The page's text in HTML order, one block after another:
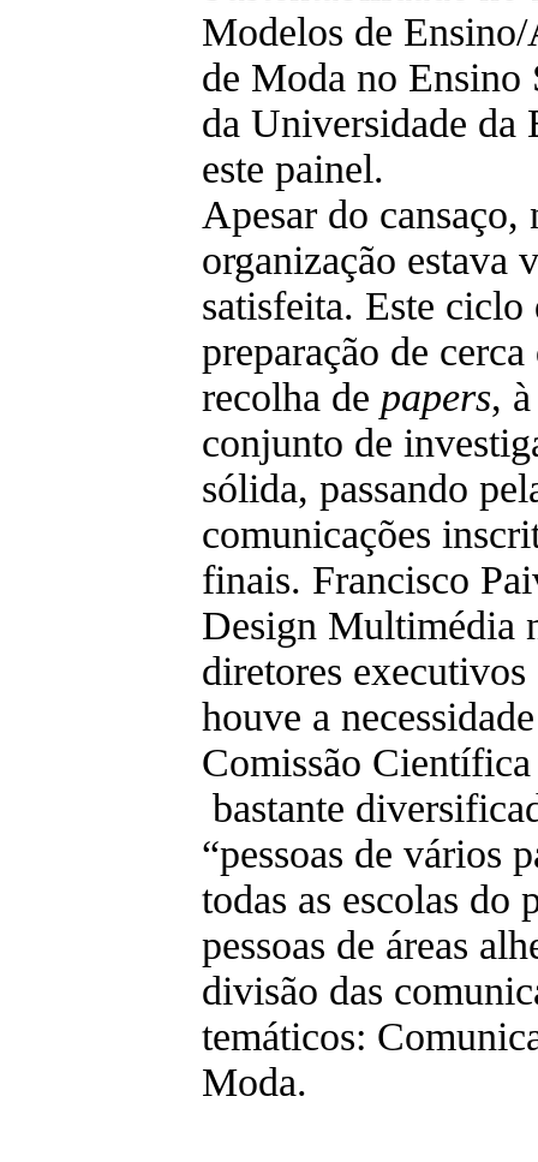
Modelos de
de Moda no Ensino
da Universidade da
este painel.
Apesar do
organização estava
satisfeita. Este ciclo
preparação de cerca
recolha de papers,
conjunto de
sólida, passando
comunicações
finais. Francisco
Design Multimédia
diretores
houve a
Comissão
bastante
“pessoas de vários
todas as escolas do
pessoas de áreas
divisão das
temáticos:
Moda.